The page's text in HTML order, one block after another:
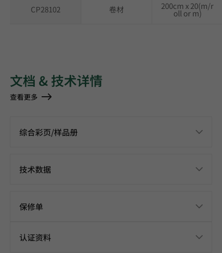
CP28102 卷材 200cm x 20(m/r
oll or m)
文档 & 技术详情
查看更多
综合彩页/样品册
技术数据
保修单
认证资料